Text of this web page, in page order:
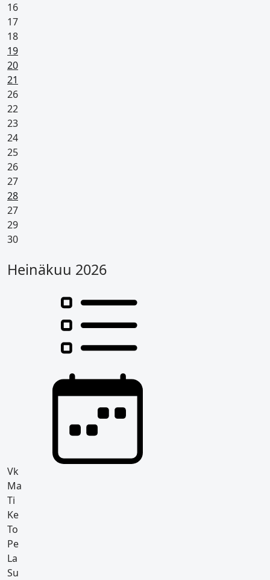
16
17
18
19Arkivapaapäivä (monilla vapaa)
20Pyhäpäivä
21
26
22
23
24
25
26
27
28Pyhäpäivä
27
29
30
Heinäkuu 2026
Vk
Ma
Ti
Ke
To
Pe
La
Su